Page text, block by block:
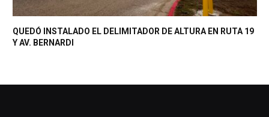
QUEDÓ INSTALADO EL DELIMITADOR DE ALTURA EN RUTA 19
Y AV. BERNARDI